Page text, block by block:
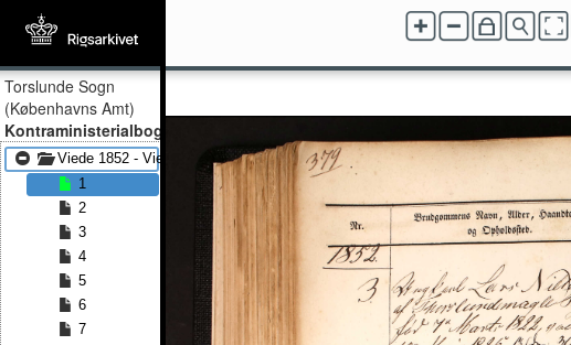
Torslunde Sogn
(Københavns Amt)
Kontraministerialbog
Viede 1852 - Viede 1889
1
2
3
4
5
6
7